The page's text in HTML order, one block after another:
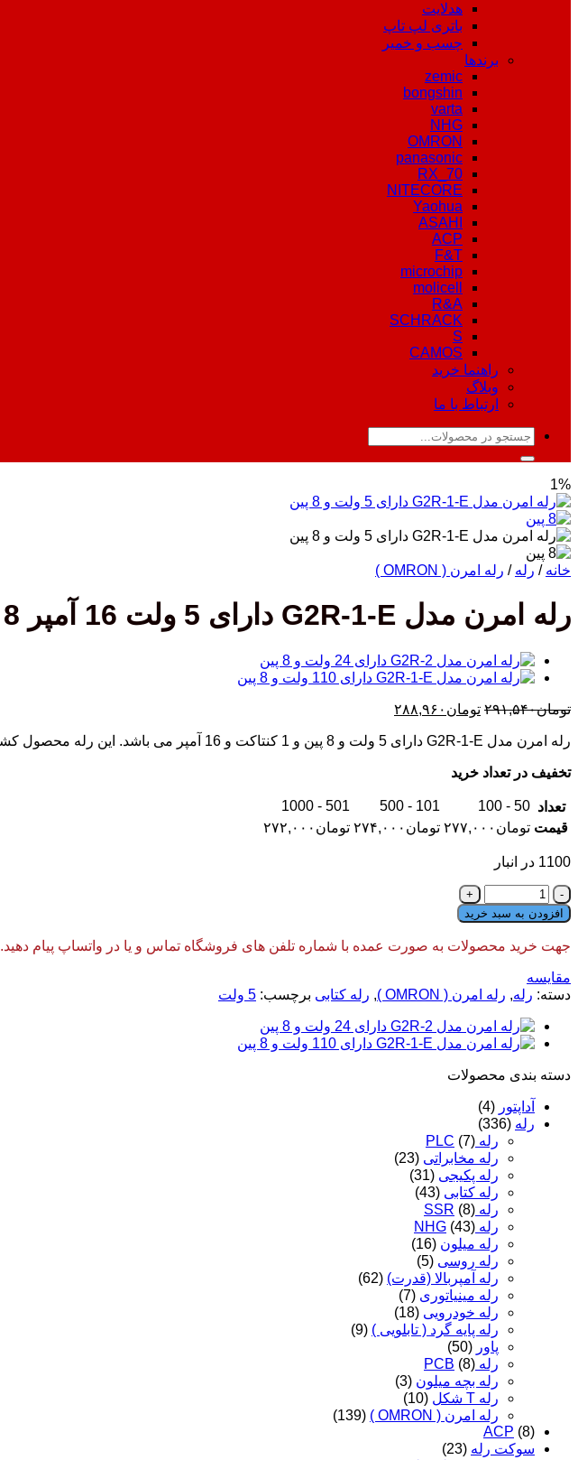
هدلایت
باتری لپ تاپ
چسب و خمیر
برندها
zemic
bongshin
varta
NHG
OMRON
panasonic
RX_70
NITECORE
Yaohua
ASAHI
ACP
F&T
microchip
molicell
R&A
SCHRACK
S
CAMOS
راهنما خرید
وبلاگ
ارتباط با ما
جستجو
1%
خانه / رله / رله امرن ( OMRON )
رله امرن مدل G2R-1-E دارای 5 ولت 16 آمپر 8 پین
تومان۲۹۱,۵۴۰ قیمت
تومان۲۹۱,۵۴۰
تومان ۲۸۸,۹۶۰قیمت
تومان۲۸۸,۹۶۰.
رله امرن مدل G2R-1-E دارای 5 ولت و 8 پین و 1 کنتاکت و 16 آمپر می باشد. این رله محصول کشور اندونزی می باشد.
تخفیف در تعداد خرید
تعداد 50 - 100
101 - 500
501 - 1000
قیمت تومان ۲۷۷,۰۰۰ تومان ۲۷۴,۰۰۰ تومان ۲۷۲,۰۰۰
1100 در انبار
رله
امرن
مدل
G2R-
E
دارای
ولت
16
8
عدد
افزودن به سبد خرید
جهت خرید محصولات به صورت عمده با شماره تلفن های فروشگاه تماس و یا در واتساپ پیام دهید.
مقایسه
دسته: رله, رله امرن ( OMRON ) , رله کتابی برچسب: 5 ولت
دسته‌ بندی محصولات
آداپتور (4)
رله (336)
رله PLC (7)
رله مخابراتی (23)
رله پکیجی (31)
رله کتابی (43)
رله SSR (8)
رله NHG (43)
رله میلون (16)
رله روسی (5)
رله آمپربالا (قدرت) (62)
رله مینیاتوری (7)
رله خودرویی (18)
رله پایه گرد ( تابلویی ) (9)
پاور (50)
رله PCB (8)
رله بچه میلون (3)
رله T شکل
(10)
رله امرن ( OMRON )
(139)
ACP (8)
سوکت رله (23)